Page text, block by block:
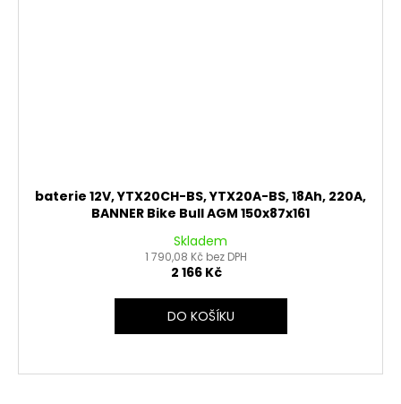
baterie 12V, YTX20CH-BS, YTX20A-BS, 18Ah, 220A,
BANNER Bike Bull AGM 150x87x161
Skladem
1 790,08 Kč bez DPH
2 166 Kč
DO KOŠÍKU